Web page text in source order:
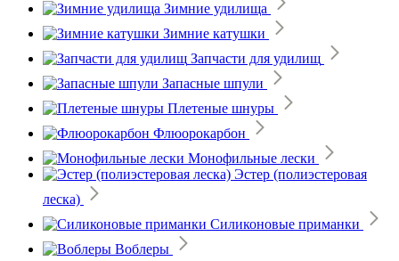
Зимние удилища
Зимние катушки
Запчасти для удилищ
Запасные шпули
Плетеные шнуры
Флюорокарбон
Монофильные лески
Эстер (полиэстеровая
леска)
Силиконовые приманки
Воблеры